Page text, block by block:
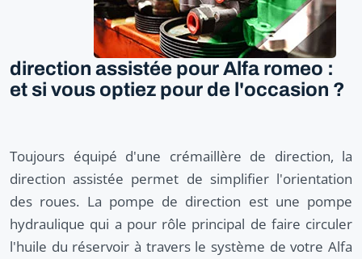
direction assistée pour Alfa romeo :
et si vous optiez pour de l'occasion ?
Toujours équipé d'une crémaillère de direction, la
direction assistée permet de simplifier l'orientation
des roues. La pompe de direction est une pompe
hydraulique qui a pour rôle principal de faire circuler
l'huile du réservoir à travers le système de votre Alfa